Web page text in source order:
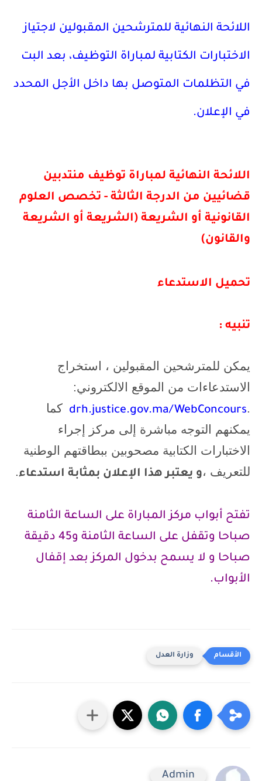
اللائحة النهائية للمترشحين المقبولين لاجتياز
الاختبارات الكتابية لمباراة التوظيف، بعد البت
في التظلمات المتوصل بها داخل الأجل المحدد
في الإعلان.
اللائحة النهائية لمباراة توظيف منتدبين
قضائيين من الدرجة الثالثة - تخصص العلوم
القانونية أو الشريعة (الشريعة أو الشريعة
والقانون)
تحميل الاستدعاء
تنبيه :
يمكن للمترشحين المقبولين ، استخراج
الاستدعاءات من الموقع الالكتروني:
.
drh.justice.gov.ma/WebConcours كما
يمكنهم التوجه مباشرة إلى مركز إجراء
الاختبارات الكتابية مصحوبين ببطاقتهم الوطنية
للتعريف ،و يعتبر هذا الإعلان بمثابة استدعاء.
تفتح أبواب مركز المباراة على الساعة الثامنة
صباحا وتقفل على الساعة الثامنة و45 دقيقة
صباحا و لا يسمح بدخول المركز بعد إقفال
الأبواب.
وزارة العدل
Admin